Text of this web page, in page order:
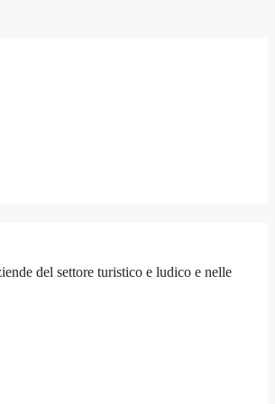
del settore turistico e ludico e nelle